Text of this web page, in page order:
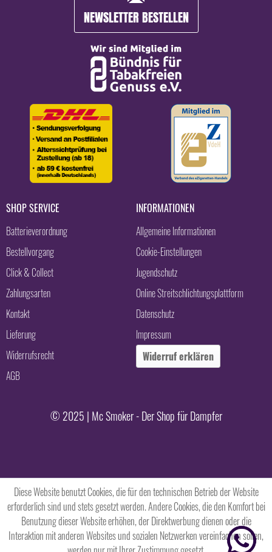
NEWSLETTER BESTELLEN
SHOP SERVICE
Batterieverordnung
Bestellvorgang
Click & Collect
Zahlungsarten
Kontakt
Lieferung
Widerrufsrecht
AGB
INFORMATIONEN
Allgemeine Informationen
Cookie-Einstellungen
Jugendschutz
Online Streitschlichtungsplattform
Datenschutz
Impressum
Widerruf erklären
© 2025 | Mc Smoker - Der Shop für Dampfer
Diese Website benutzt Cookies, die für den technischen Betrieb der Website
erforderlich sind und stets gesetzt werden. Andere Cookies, die den Komfort bei
Benutzung dieser Website erhöhen, der Direktwerbung dienen oder die
Interaktion mit anderen Websites und sozialen Netzwerken vereinfachen sollen,